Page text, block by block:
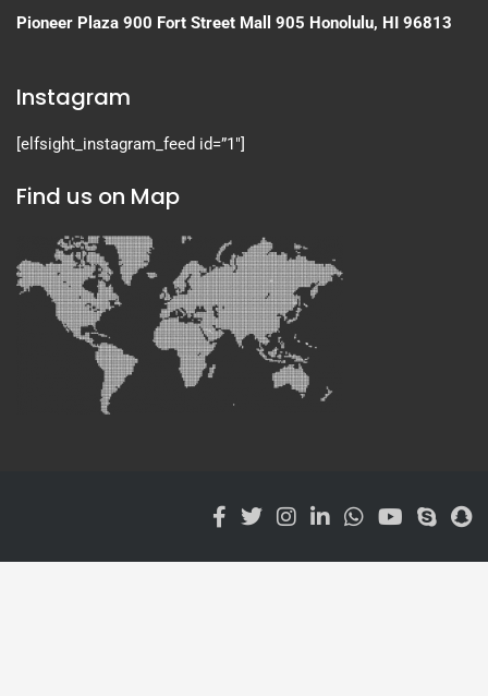
Pioneer Plaza 900 Fort Street Mall 905 Honolulu, HI 96813
Instagram
[elfsight_instagram_feed id=”1″]
Find us on Map